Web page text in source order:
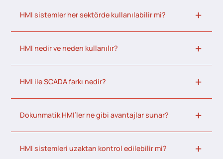
HMI sistemler her sektörde kullanılabilir mi?
HMI nedir ve neden kullanılır?
HMI ile SCADA farkı nedir?
Dokunmatik HMI’ler ne gibi avantajlar sunar?
HMI sistemleri uzaktan kontrol edilebilir mi?